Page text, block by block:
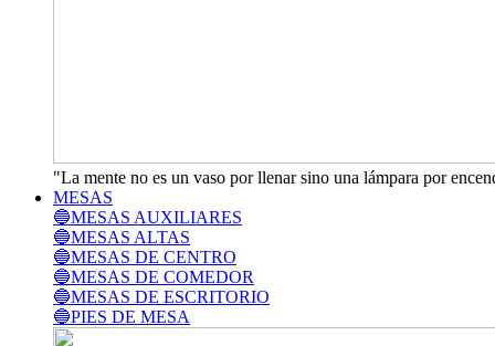
"La mente no es un vaso por llenar sino una lámpara por
MESAS
🔵MESAS AUXILIARES
🔵MESAS ALTAS
🔵MESAS DE CENTRO
🔵MESAS DE COMEDOR
🔵MESAS DE ESCRITORIO
🔵PIES DE MESA